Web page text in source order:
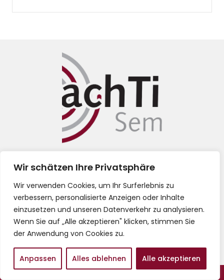
Wir schätzen Ihre Privatsphäre
Wir verwenden Cookies, um Ihr Surferlebnis zu
verbessern, personalisierte Anzeigen oder Inhalte
einzusetzen und unseren Datenverkehr zu analysieren.
Wenn Sie auf „Alle akzeptieren" klicken, stimmen Sie
der Anwendung von Cookies zu.
Anpassen Alles ablehnen Alle akzeptieren
Impressum
Datenschutz
AGB